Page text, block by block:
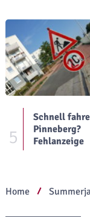
5
Schnell
Pinneberg?
Fehlanzeige
Home